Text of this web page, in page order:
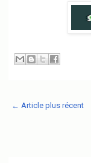
← Article plus récent